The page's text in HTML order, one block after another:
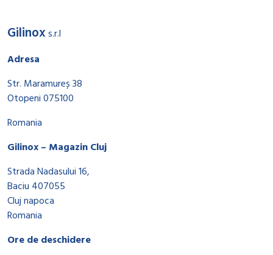
Gilinoxs.r.l
Adresa
Str. Maramureș 38
Otopeni 075100
Romania
Gilinox – Magazin Cluj
Strada Nadasului 16,
Baciu 407055
Cluj napoca
Romania
Ore de deschidere